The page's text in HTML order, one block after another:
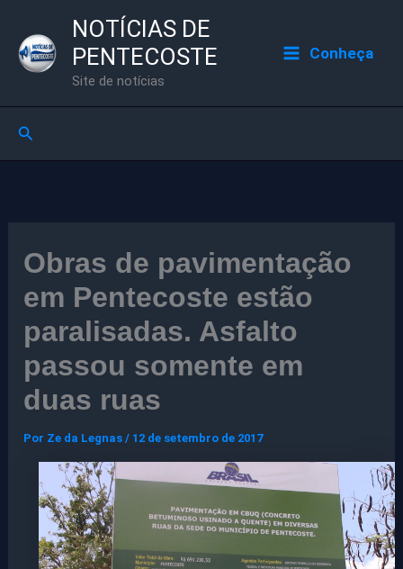
para
NOTÍCIAS DE
PENTECOSTE
Site de notícias
Conheça
Pesquisar
Obras de pavimentação
em Pentecoste estão
paralisadas. Asfalto
passou somente em
duas ruas
Por Ze da Legnas/ 12 de setembro de 2017